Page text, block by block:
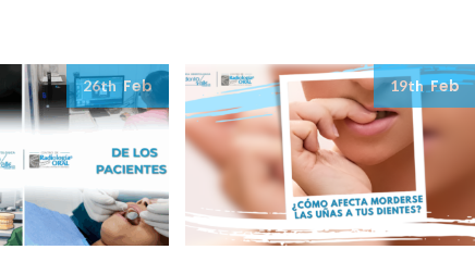
26th Feb 19th Feb